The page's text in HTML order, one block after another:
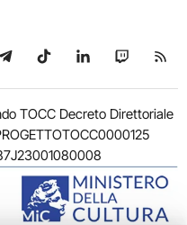
su WhatsApp
su Telegram
Seguici su TikTok
Seguici su
Seguici
TOCC Decreto Direttoriale